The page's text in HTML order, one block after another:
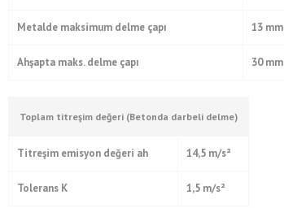
Metalde maksimum delme çapı 13 mm
Ahşapta maks. delme çapı 30 mm
Toplam titreşim değeri (Betonda darbeli delme)
Titreşim emisyon değeri ah 14,5 m/s²
Tolerans K 1,5 m/s²